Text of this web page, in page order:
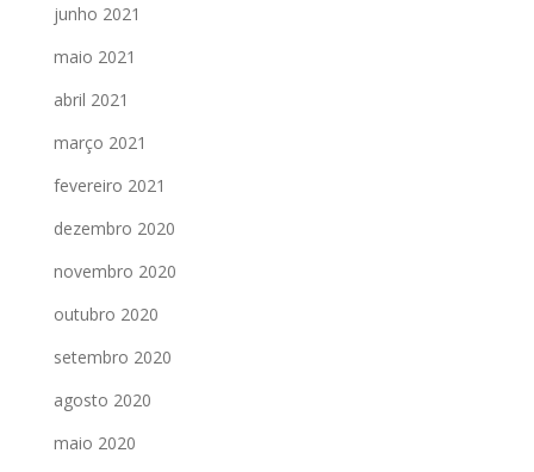
junho 2021
maio 2021
abril 2021
março 2021
fevereiro 2021
dezembro 2020
novembro 2020
outubro 2020
setembro 2020
agosto 2020
maio 2020